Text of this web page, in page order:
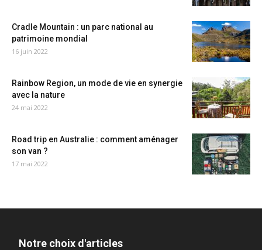
Cradle Mountain : un parc national au
patrimoine mondial
16 juin 2022
Rainbow Region, un mode de vie en synergie
avec la nature
24 mai 2022
Road trip en Australie : comment aménager
son van ?
17 mai 2022
Notre choix d'articles